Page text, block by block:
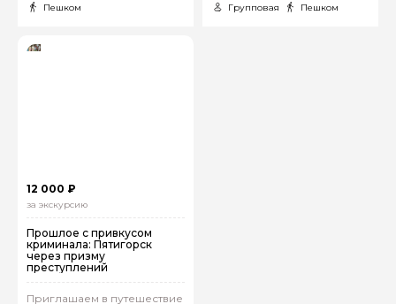
Пешком
Групповая
Пешком
12 000 ₽
за экскурсию
Прошлое с привкусом
криминала: Пятигорск
через призму
преступлений
Приглашаем в путешествие